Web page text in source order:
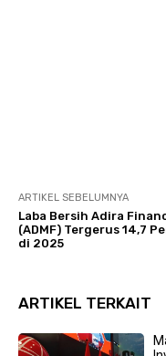
ARTIKEL SEBELUMNYA
Laba Bersih Adira
(ADMF) Tergerus 14,7
di 2025
ARTIKEL TERKAIT